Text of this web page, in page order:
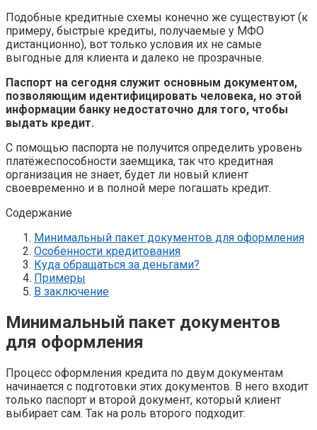
Подобные кредитные схемы конечно же существуют (к
примеру, быстрые кредиты, получаемые у МФО
дистанционно), вот только условия их не самые
выгодные для клиента и далеко не прозрачные.
Паспорт на сегодня служит основным документом,
позволяющим идентифицировать человека, но этой
информации банку недостаточно для того, чтобы
выдать кредит.
С помощью паспорта не получится определить уровень
платёжеспособности заемщика, так что кредитная
организация не знает, будет ли новый клиент
своевременно и в полной мере погашать кредит.
Содержание
Минимальный пакет документов для оформления
Особенности кредитования
Куда обращаться за деньгами?
Примеры
В заключение
Минимальный пакет документов
для оформления
Процесс оформления кредита по двум документам
начинается с подготовки этих документов. В него входит
только паспорт и второй документ, который клиент
выбирает сам. Так на роль второго подходит: